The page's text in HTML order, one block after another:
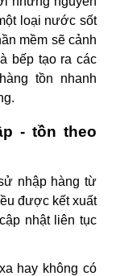
loại nước sốt
mềm sẽ cảnh
bếp tạo ra các
tồn nhanh
- tồn theo
nhập hàng từ
được kết xuất
nhật liên tục
hay không có